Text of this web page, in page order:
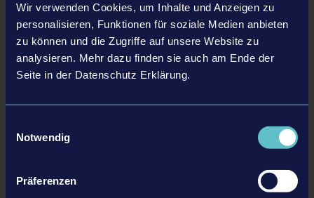
Wir verwenden Cookies, um Inhalte und Anzeigen zu
personalisieren, Funktionen für soziale Medien anbieten
zu können und die Zugriffe auf unsere Website zu
analysieren. Mehr dazu finden sie auch am Ende der
Seite in der Datenschutz Erklärung.
Notwendig
Präferenzen
Flight Simulator24 unterschiedliche Flugzeuge mit realistischem
Cockpit zur Verfügung, darunter unterschiedliche Flugzeugmodelle
wie klassische Passagierflugzeuge, Wasserflugzeuge oder
Transport-Flugzeuge. Am Steuer dieser Maschinen können sie im
Freiflugmodus das malerische Hawaii erkunden oder in
verschiedenen Aufgaben ihr Können unter Beweis stellen, zum
Zudem befinden sich insgesamt 21 berühmte Flughäfen als
Reiseziel im Spiel: Nach Gründung der eigenen Fluggesellschaft
können Spielende Metropolen wie New York, London, Sydney und 18